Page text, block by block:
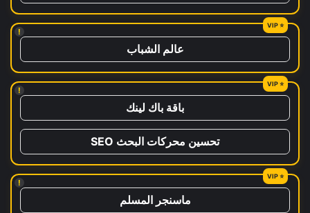
!
عالم الشباب
!
باقة باك لينك
تحسين محركات البحث SEO
!
ماسنجر المسلم